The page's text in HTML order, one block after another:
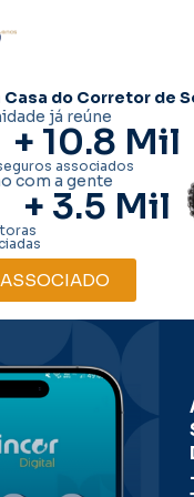
Casa do Corretor de
já reúne
+ 10.8 Mil
associados
com a gente
+ 3.5 Mil